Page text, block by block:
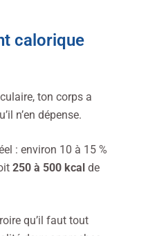
calorique
ton corps a
n’en dépense.
: environ 10 à 15 %
250 à 500 kcal de
qu’il faut tout